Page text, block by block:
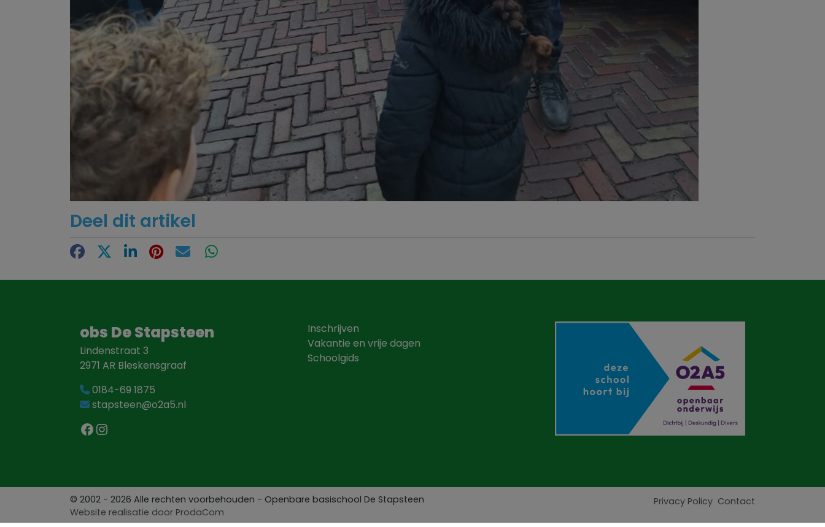
Deel dit artikel
Facebook LinkedInPinterestE-mailWhatsApp
obs De Stapsteen
Lindenstraat 3
2971 AR Bleskensgraaf
0184-69 1875
stapsteen@o2a5.nl
Facebook Instagram
Inschrijven
Vakantie en vrije dagen
Schoolgids
© 2002 - 2026 Alle rechten voorbehouden - Openbare basischool De Stapsteen
Website realisatie door ProdaCom
Privacy Policy Contact